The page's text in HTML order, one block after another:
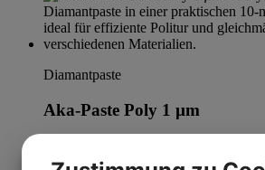
Diamantpaste
Aka-Paste Poly 1 µm